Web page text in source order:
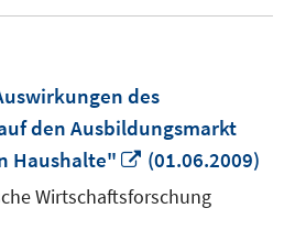
des
den Ausbildungsmarkt
Haushalte"
In
neuem
Fenster
(01.06.2009)
Wirtschaftsforschung